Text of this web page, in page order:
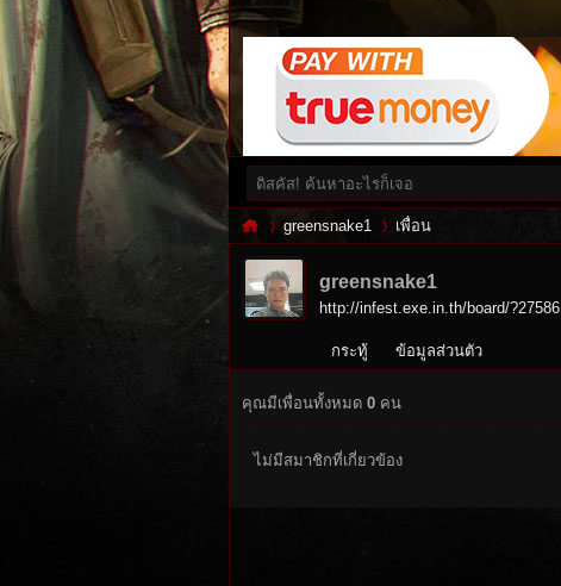
greensnake1 เพื่อน
greensnake1
http://infest.exe.in.th/board/?27586
กระทู้ ข้อมูลส่วนตัว
คุณมีเพื่อนทั้งหมด 0 คน
ไม่มีสมาชิกที่เกี่ยวข้อง